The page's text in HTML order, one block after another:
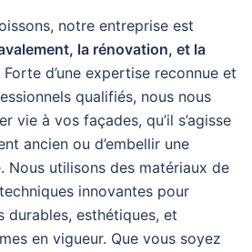
notre entreprise est
la rénovation, et la
Forte d’une expertise reconnue et
qualifiés, nous nous
vie à vos façades, qu’il s’agisse
ancien ou d’embellir une
Nous utilisons des matériaux de
innovantes pour
durables, esthétiques, et
en vigueur. Que vous soyez